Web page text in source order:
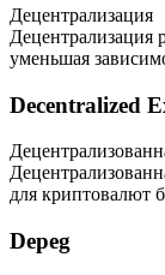
Децентрализация
Децентрализация
уменьшая
Decentralized
для криптовалют
Depeg